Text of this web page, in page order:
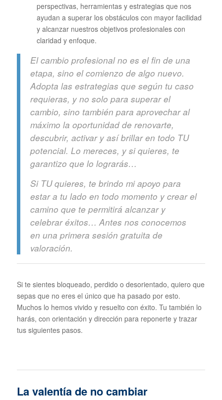
perspectivas, herramientas y estrategias que nos
ayudan a superar los obstáculos con mayor facilidad
y alcanzar nuestros objetivos profesionales con
claridad y enfoque.
El cambio profesional no es el fin de una
etapa, sino el comienzo de algo nuevo.
Adopta las estrategias que según tu caso
requieras, y no solo para superar el
cambio, sino también para aprovechar al
máximo la oportunidad de renovarte,
descubrir, activar y así brillar en todo TU
potencial. Lo mereces, y si quieres, te
garantizo que lo lograrás…
Si TU quieres, te brindo mi apoyo para
estar a tu lado en todo momento y crear el
camino que te permitirá alcanzar y
celebrar éxitos… Antes nos conocemos
en una primera sesión gratuita de
valoración.
Si te sientes bloqueado, perdido o desorientado, quiero que
sepas que no eres el único que ha pasado por esto.
Muchos lo hemos vivido y resuelto con éxito. Tu también lo
harás, con orientación y dirección para reponerte y trazar
tus siguientes pasos.
La valentía de no cambiar